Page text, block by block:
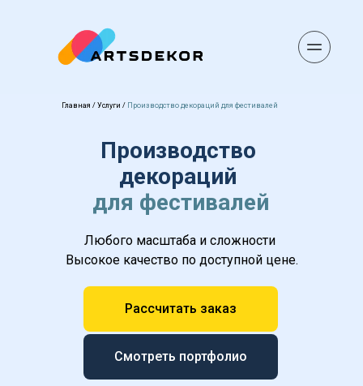
Главная / Услуги / Производство декораций для фестивалей
Производство
декораций
для фестивалей
Любого масштаба и сложности
Высокое качество по доступной цене.
Рассчитать заказ
Смотреть портфолио